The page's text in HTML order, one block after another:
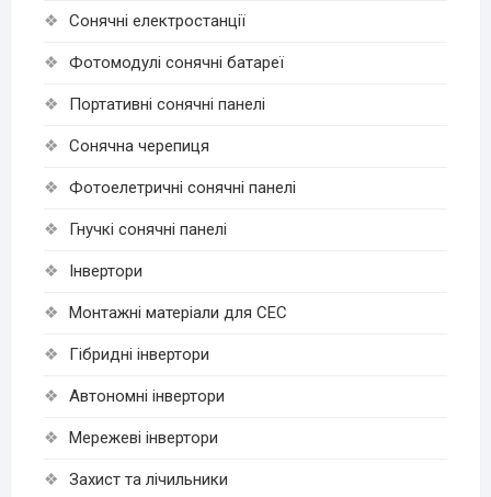
Cонячні електростанції
Фотомодулі сонячні батареї
Портативні сонячні панелі
Сонячна черепиця
Фотоелетричні cонячні панелі
Гнучкі cонячні панелі
Інвертори
Монтажні матеріали для СЕС
Гібридні інвертори
Автономні інвертори
Мережеві інвертори
Захист та лічильники